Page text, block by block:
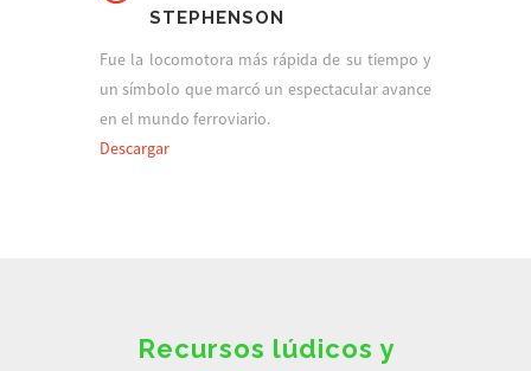
STEPHENSON
Fue la locomotora más rápida de su tiempo y
un símbolo que marcó un espectacular avance
en el mundo ferroviario.
Descargar
Recursos lúdicos y